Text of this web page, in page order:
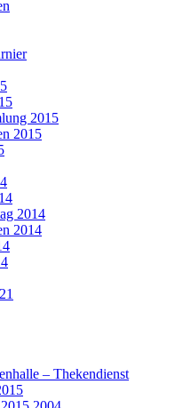
2015
2015
2014
2014
– Thekendienst